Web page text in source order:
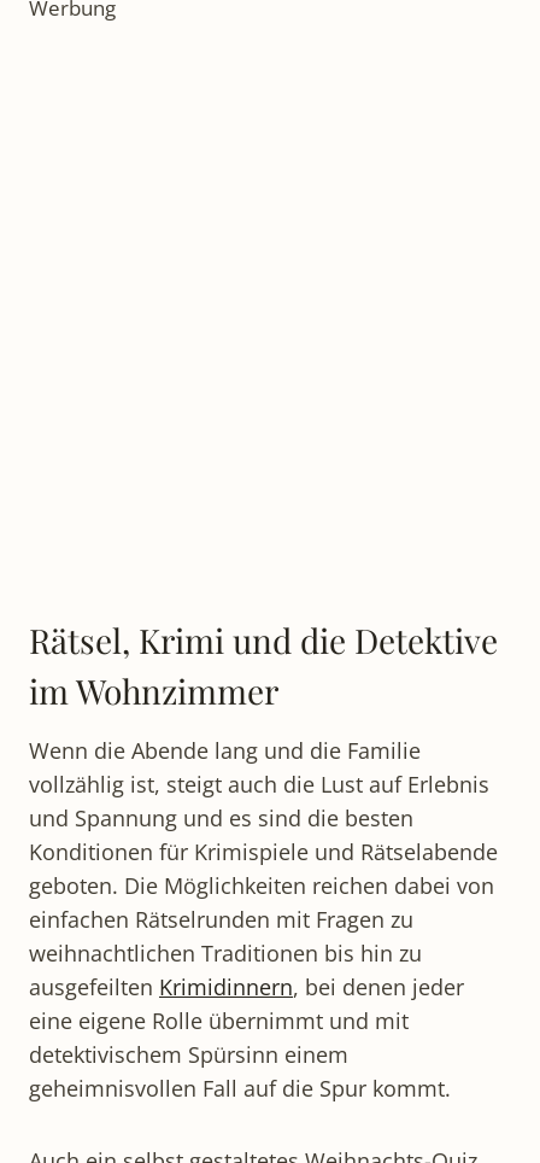
Werbung
Rätsel, Krimi und die Detektive
im Wohnzimmer
Wenn die Abende lang und die Familie
vollzählig ist, steigt auch die Lust auf Erlebnis
und Spannung und es sind die besten
Konditionen für Krimispiele und Rätselabende
geboten. Die Möglichkeiten reichen dabei von
einfachen Rätselrunden mit Fragen zu
weihnachtlichen Traditionen bis hin zu
ausgefeilten Krimidinnern, bei denen jeder
eine eigene Rolle übernimmt und mit
detektivischem Spürsinn einem
geheimnisvollen Fall auf die Spur kommt.